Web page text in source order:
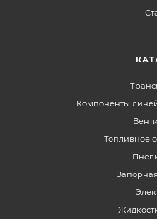
Компоненты
Топливное